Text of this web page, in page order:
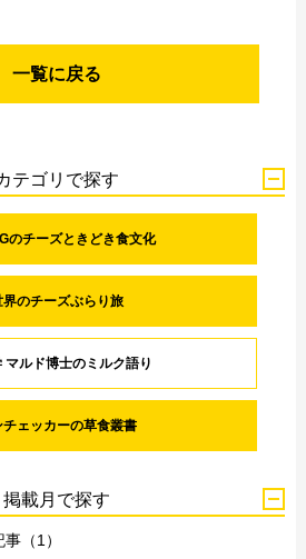
一覧に戻る
テゴリで探す
のチーズときどき食文化
界のチーズぶらり旅
マルド博士のミルク語り
チェッカーの草食叢書
掲載月で探す
（1）